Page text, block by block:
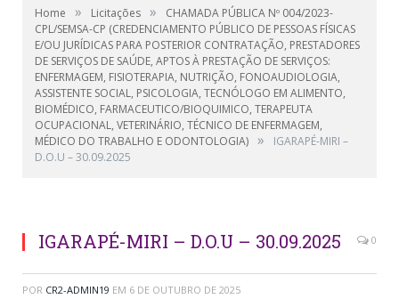
Home » Licitações »
CHAMADA PÚBLICA Nº 004/2023-
CPL/SEMSA-CP (CREDENCIAMENTO PÚBLICO DE PESSOAS FÍSICAS
E/OU JURÍDICAS PARA POSTERIOR CONTRATAÇÃO, PRESTADORES
DE SERVIÇOS DE SAÚDE, APTOS À PRESTAÇÃO DE SERVIÇOS:
ENFERMAGEM, FISIOTERAPIA, NUTRIÇÃO, FONOAUDIOLOGIA,
ASSISTENTE SOCIAL, PSICOLOGIA, TECNÓLOGO EM ALIMENTO,
BIOMÉDICO, FARMACEUTICO/BIOQUIMICO, TERAPEUTA
OCUPACIONAL, VETERINÁRIO, TÉCNICO DE ENFERMAGEM,
MÉDICO DO TRABALHO E ODONTOLOGIA) »
IGARAPÉ-MIRI –
D.O.U – 30.09.2025
IGARAPÉ-MIRI – D.O.U – 30.09.2025 0
POR CR2-ADMIN19 EM 6 DE OUTUBRO DE 2025